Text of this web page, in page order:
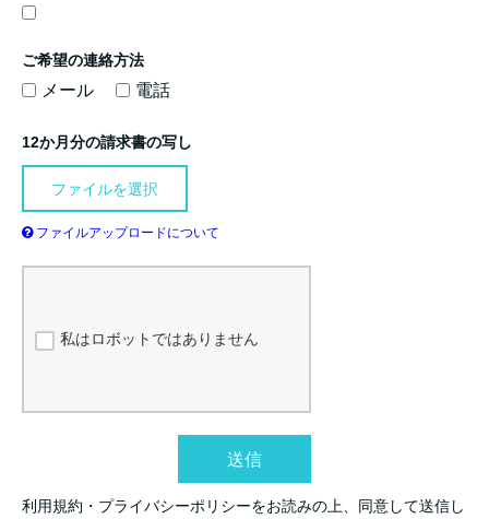
ご希望の連絡方法
メール 電話
12か月分の請求書の写し
ファイルを選択
ファイルアップロードについて
私はロボットではありません
送信
利用規約・プライバシーポリシーをお読みの上、同意して送信し